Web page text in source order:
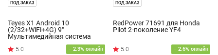
ПОД ЗАКАЗ
Teyes X1 Android 10
(2/32+WiFi+4G) 9"
Мультимедийная система
− 2.3% онлайн
ПОД ЗАКАЗ
RedPower 71691 для Honda
Pilot 2-поколение YF4
− 2.6% онлайн